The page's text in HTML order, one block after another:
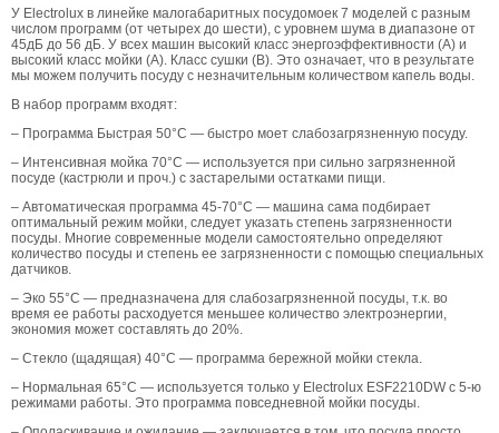
У Electrolux в линейке малогабаритных посудомоек 7 моделей с разным
числом программ (от четырех до шести), с уровнем шума в диапазоне от
45дБ до 56 дБ. У всех машин высокий класс энергоэффективности (А) и
высокий класс мойки (А). Класс сушки (В). Это означает, что в результате
мы можем получить посуду с незначительным количеством капель воды.
В набор программ входят:
– Программа Быстрая 50°С — быстро моет слабозагрязненную посуду.
– Интенсивная мойка 70°C — используется при сильно загрязненной
посуде (кастрюли и проч.) с застарелыми остатками пищи.
– Автоматическая программа 45-70°C — машина сама подбирает
оптимальный режим мойки, следует указать степень загрязненности
посуды. Многие современные модели самостоятельно определяют
количество посуды и степень ее загрязненности с помощью специальных
датчиков.
– Эко 55°C — предназначена для слабозагрязненной посуды, т.к. во
время ее работы расходуется меньшее количество электроэнергии,
экономия может составлять до 20%.
– Стекло (щадящая) 40°С — программа бережной мойки стекла.
– Нормальная 65°C — используется только у Electrolux ESF2210DW с 5-ю
режимами работы. Это программа повседневной мойки посуды.